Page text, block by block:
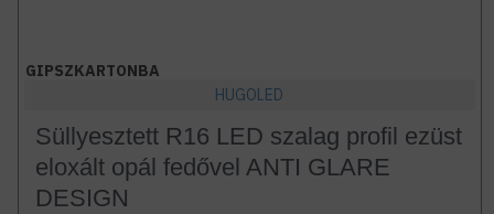
GIPSZKARTONBA
HUGOLED
Süllyesztett R16 LED szalag profil ezüst
eloxált opál fedővel ANTI GLARE
DESIGN